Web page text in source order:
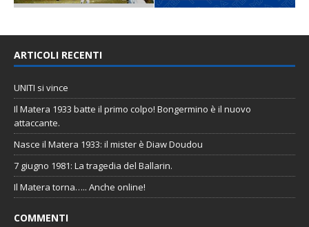
ARTICOLI RECENTI
UNITI si vince
Il Matera 1933 batte il primo colpo! Bongermino è il nuovo
attaccante.
Nasce il Matera 1933: il mister è Diaw Doudou
7 giugno 1981: La tragedia del Ballarin.
Il Matera torna….. Anche online!
COMMENTI